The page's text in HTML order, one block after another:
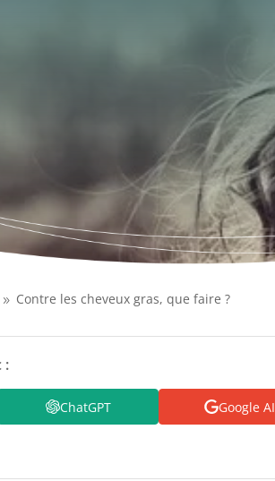
9 Contre les cheveux gras, que faire ?
:
ChatGPT Google AI